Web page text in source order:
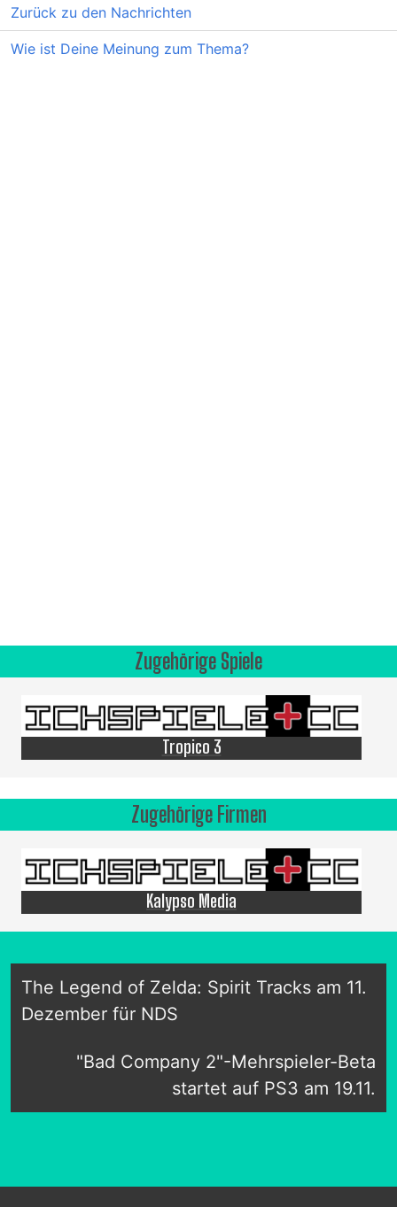
Zurück zu den Nachrichten
Wie ist Deine Meinung zum Thema?
Zugehörige Spiele
Tropico 3
Zugehörige Firmen
Kalypso Media
The Legend of Zelda: Spirit Tracks am 11.
Dezember für NDS
"Bad Company 2"-Mehrspieler-Beta
startet auf PS3 am 19.11.